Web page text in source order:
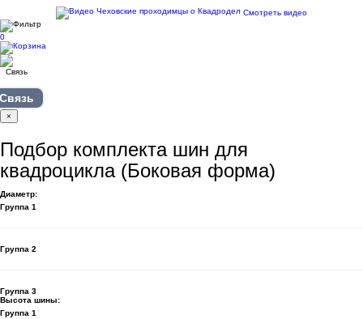
Смотреть видео
0
×
Подбор комплекта шин для
квадроцикла (Боковая форма)
Диаметр:
Группа 1
Группа 2
Группа 3
Высота шины:
Группа 1